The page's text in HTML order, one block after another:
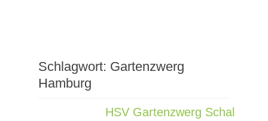
Schlagwort: Gartenzwerg
Hamburg
HSV Gartenzwerg Schal